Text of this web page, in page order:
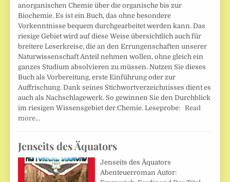
anorganischen Chemie über die organische bis zur
Biochemie. Es ist ein Buch, das ohne besondere
Vorkenntnisse bequem durchgearbeitet werden kann. Das
riesige Gebiet wird auf diese Weise übersichtlich auch für
breitere Leserkreise, die an den Errungenschaften unserer
Naturwissenschaft Anteil nehmen wollen, ohne gleich ein
ganzes Studium absolvieren zu müssen. Nutzen Sie dieses
Buch als Vorbereitung, erste Einführung oder zur
Auffrischung. Dank seines Stichwortverzeichnisses dient es
auch als Nachschlagewerk. So gewinnen Sie den Durchblick
im riesigen Wissensgebiet der Chemie. Leseprobe:Read
more…
Jenseits des Äquators
Jenseits des Äquators
Abenteuerroman Autor: